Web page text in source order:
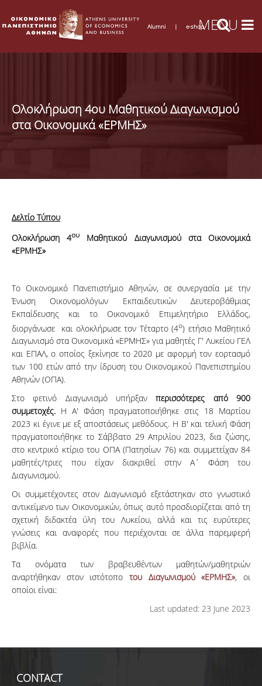
Alumni | e-shop
Ολοκλήρωση 4ου Μαθητικού Διαγωνισμού
στα Οικονομικά «ΕΡΜΗΣ»
Δελτίο Τύπου
Ολοκλήρωση 4ου
Μαθητικού Διαγωνισμού στα Οικονομικά
«ΕΡΜΗΣ»
Το Οικονομικό Πανεπιστήμιο Αθηνών, σε συνεργασία με την
Ένωση Οικονομολόγων Εκπαιδευτικών Δευτεροβάθμιας
Εκπαίδευσης και το Οικονομικό Επιμελητήριο Ελλάδος,
διοργάνωσε και ολοκλήρωσε τον Τέταρτο (4ο) ετήσιο Μαθητικό
Διαγωνισμό στα Οικονομικά «ΕΡΜΗΣ» για μαθητές Γ' Λυκείου ΓΕΛ
και ΕΠΑΛ, ο οποίος ξεκίνησε το 2020 με αφορμή τον εορτασμό
των 100 ετών από την ίδρυση του Οικονομικού Πανεπιστημίου
Αθηνών (ΟΠΑ).
Στο φετινό Διαγωνισμό υπήρξανπερισσότερες από 900
συμμετοχές. Η Α' Φάση πραγματοποιήθηκε στις 18 Μαρτίου
2023 κι έγινε με εξ αποστάσεως μεθόδους. Η Β' και τελική Φάση
πραγματοποιήθηκε το Σάββατο 29 Απριλίου 2023, δια ζώσης,
στο κεντρικό κτίριο του ΟΠΑ (Πατησίων 76) και συμμετείχαν 84
μαθητές/τριες που είχαν διακριθεί στην Α΄ Φάση του
Διαγωνισμού.
Οι συμμετέχοντες στον Διαγωνισμό εξετάστηκαν στο γνωστικό
αντικείμενο των Οικονομικών, όπως αυτό προσδιορίζεται από τη
σχετική διδακτέα ύλη του Λυκείου, αλλά και τις ευρύτερες
γνώσεις και αναφορές που περιέχονται σε άλλα παρεμφερή
βιβλία.
Τα ονόματα των βραβευθέντων μαθητών/μαθητριών
αναρτήθηκαν στον ιστότοπο του Διαγωνισμού «ΕΡΜΗΣ», οι
οποίοι είναι:
Last updated: 23 June 2023
CONTACT